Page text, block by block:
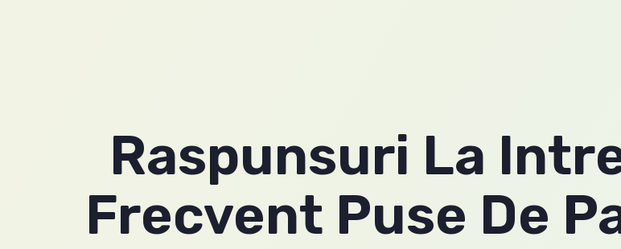
Raspunsuri La
Frecvent Puse De